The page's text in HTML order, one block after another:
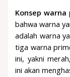
Konsep warna
bahwa warna
adalah warna
tiga warna
ini, yakni
ini akan